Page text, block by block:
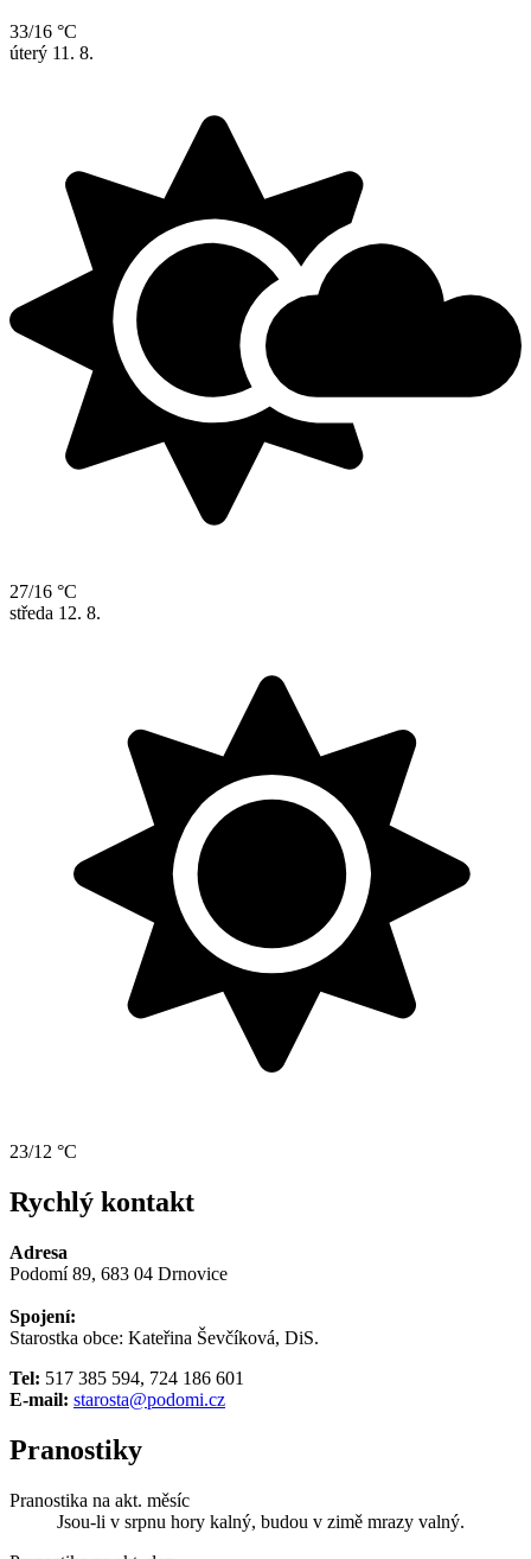
33/16 °C
úterý 11. 8.
27/16 °C
středa 12. 8.
23/12 °C
Rychlý kontakt
Adresa
Podomí 89, 683 04 Drnovice
Spojení:
Starostka obce: Kateřina Ševčíková, DiS.
Tel: 517 385 594, 724 186 601
E-mail: starosta@podomi.cz
Pranostiky
Pranostika na akt. měsíc
Jsou-li v srpnu hory kalný, budou v zimě mrazy valný.